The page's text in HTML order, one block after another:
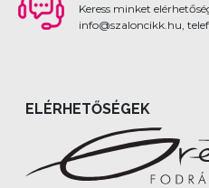
Keress minket
info@szaloncikk.hu,
ELÉRHETŐSÉGEK